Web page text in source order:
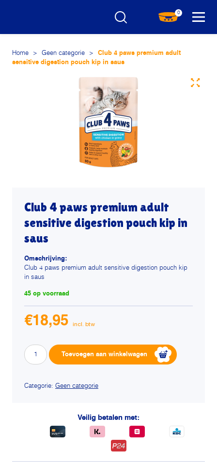
0
Home > Geen categorie >
Club 4 paws premium adult
sensitive digestion pouch kip in saus
Club 4 paws premium adult
sensitive digestion pouch kip in
saus
Omschrijving:
Club 4 paws premium adult sensitive digestion pouch kip
in saus
45 op voorraad
€18,95
Club
4
premium
Toevoegen aan winkelwagen
Categorie: Geen categorie
Veilig betalen met: